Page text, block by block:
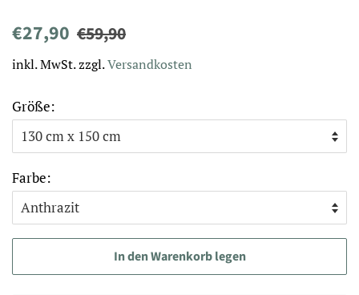
Normaler
€27,90 Sonderpreis
€59,90
inkl. MwSt. zzgl.Versandkosten
Größe:
Farbe:
In den Warenkorb legen